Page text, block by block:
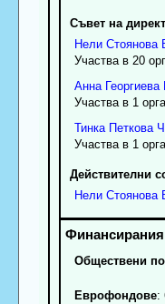
Съвет на
Нели Стоянова
Участва в 20
Анна Георгиева
Участва в 1
Тинка Петкова
Участва в 1
Действителни
Нели Стоянова
Обществени
Еврофондове: